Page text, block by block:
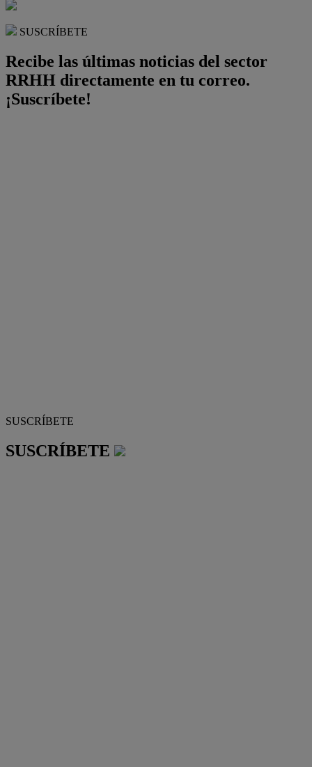
SUSCRÍBETE
Recibe las últimas noticias del sector
RRHH directamente en tu correo.
¡Suscríbete!
SUSCRÍBETE
SUSCRÍBETE